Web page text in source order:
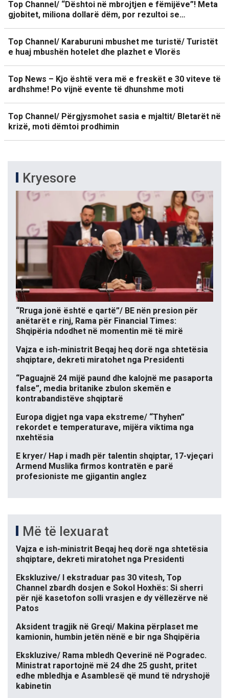
Top Channel/ “Dështoi në mbrojtjen e fëmijëve”! Meta
gjobitet, miliona dollarë dëm, por rezultoi se…
Top Channel/ Karaburuni mbushet me turistë/ Turistët
e huaj mbushën hotelet dhe plazhet e Vlorës
Top News – Kjo është vera më e freskët e 30 viteve të
ardhshme! Po vijnë evente të dhunshme moti
Top Channel/ Përgjysmohet sasia e mjaltit/ Bletarët në
krizë, moti dëmtoi prodhimin
Kryesore
“Rruga jonë është e qartë”/ BE nën presion për
anëtarët e rinj, Rama për Financial Times:
Shqipëria ndodhet në momentin më të mirë
Vajza e ish-ministrit Beqaj heq dorë nga shtetësia
shqiptare, dekreti miratohet nga Presidenti
“Paguajnë 24 mijë paund dhe kalojnë me pasaporta
false”, media britanike zbulon skemën e
kontrabandistëve shqiptarë
Europa digjet nga vapa ekstreme/ “Thyhen”
rekordet e temperaturave, mijëra viktima nga
nxehtësia
E kryer/ Hap i madh për talentin shqiptar, 17-vjeçari
Armend Muslika firmos kontratën e parë
profesioniste me gjigantin anglez
Më të lexuarat
Vajza e ish-ministrit Beqaj heq dorë nga shtetësia
shqiptare, dekreti miratohet nga Presidenti
Ekskluzive/ I ekstraduar pas 30 vitesh, Top
Channel zbardh dosjen e Sokol Hoxhës: Si sherri
për një kasetofon solli vrasjen e dy vëllezërve në
Patos
Aksident tragjik në Greqi/ Makina përplaset me
kamionin, humbin jetën nënë e bir nga Shqipëria
Ekskluzive/ Rama mbledh Qeverinë në Pogradec.
Ministrat raportojnë më 24 dhe 25 gusht, pritet
edhe mbledhja e Asamblesë që mund të ndryshojë
kabinetin